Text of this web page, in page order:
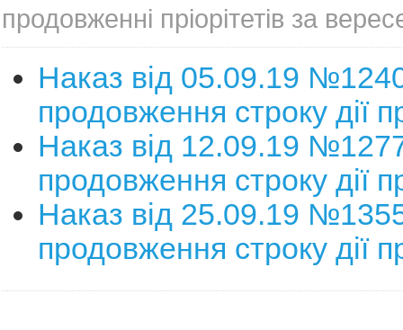
продовженні пріорітетів за
Наказ від 05.09.19
продовження строку дії
Наказ від 12.09.19
продовження строку дії
Наказ від 25.09.19
продовження строку дії